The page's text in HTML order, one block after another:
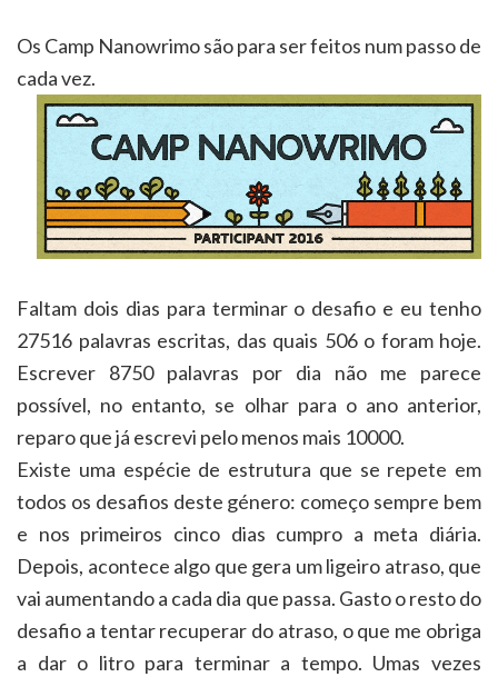
Os Camp Nanowrimo são para ser feitos num passo de
cada vez.
Faltam dois dias para terminar o desafio e eu tenho
27516 palavras escritas, das quais 506 o foram hoje.
Escrever 8750 palavras por dia não me parece
possível, no entanto, se olhar para o ano anterior,
reparo que já escrevi pelo menos mais 10000.
Existe uma espécie de estrutura que se repete em
todos os desafios deste género: começo sempre bem
e nos primeiros cinco dias cumpro a meta diária.
Depois, acontece algo que gera um ligeiro atraso, que
vai aumentando a cada dia que passa. Gasto o resto do
desafio a tentar recuperar do atraso, o que me obriga
a dar o litro para terminar a tempo. Umas vezes